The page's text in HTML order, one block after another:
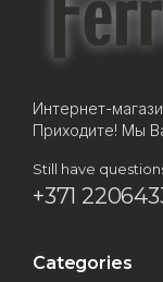
Интернет-
Приходите! Мы
Still have
+371
Categories